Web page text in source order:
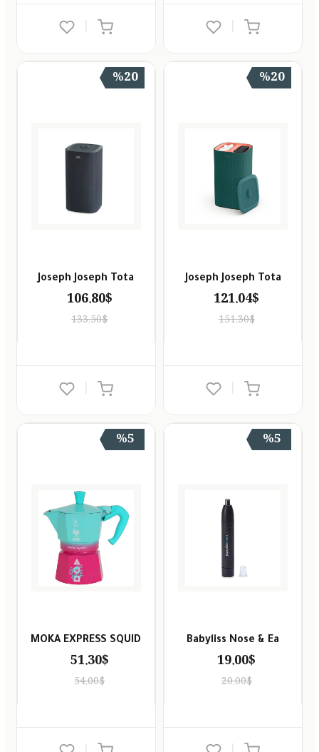
%20
Joseph Joseph Tota
121.04$
151.30$
%20
Joseph Joseph Tota
106.80$
133.50$
%5
Babyliss Nose & Ea
19.00$
20.00$
%5
MOKA EXPRESS SQUID
51.30$
54.00$